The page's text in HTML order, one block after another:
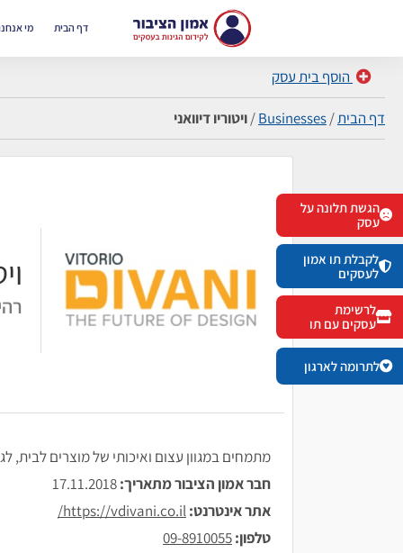
דף הבית מי
הוסף בית עסק
דף הבית/
Businesses
/ויטוריו דיוואני
מתמחים במגוון עצום ואיכותי של מוצרים לבית,
חבר אמון הציבור מתאריך:
אתר אינטרנט:https://vdivani.co.il/
טלפון:09-8910055
הגשת תלונה על
עסק
לקבלת תו אמון
לעסקים
לתרומה לארגון
לרשימת
עסקים עם תו